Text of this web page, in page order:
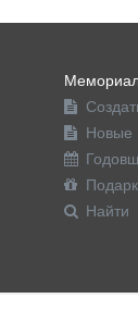
Новые
Найти